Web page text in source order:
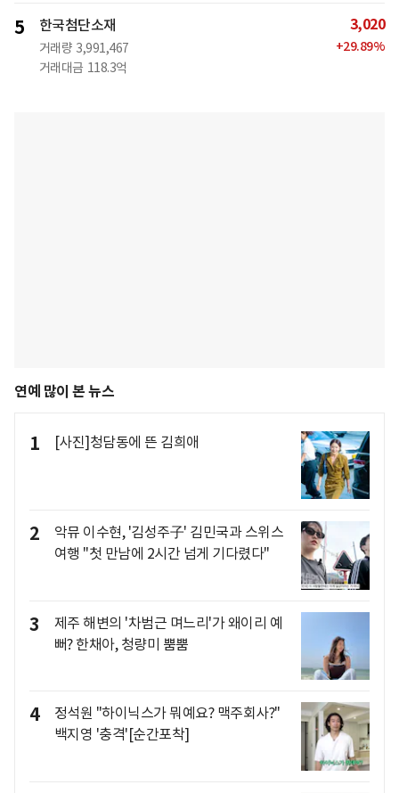
5 한국첨단소재
거래량 3,991,467
거래대금 118.3억
3,020
+29.89%
연예 많이 본 뉴스
1 [사진]청담동에 뜬 김희애
2
악뮤 이수현, '김성주子' 김민국과 스위스
여행 "첫 만남에 2시간 넘게 기다렸다"
3
제주 해변의 '차범근 며느리'가 왜이리 예
뻐? 한채아, 청량미 뿜뿜
4
정석원 "하이닉스가 뭐예요? 맥주회사?"
백지영 '충격'[순간포착]